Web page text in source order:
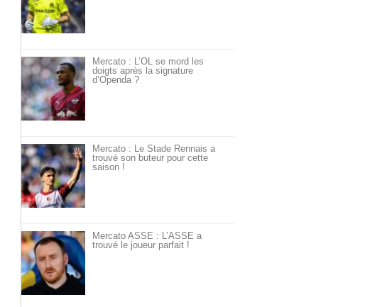
Mercato : L’OL se mord les
doigts après la signature
d’Openda ?
Mercato : Le Stade Rennais a
trouvé son buteur pour cette
saison !
Mercato ASSE : L’ASSE a
trouvé le joueur parfait !